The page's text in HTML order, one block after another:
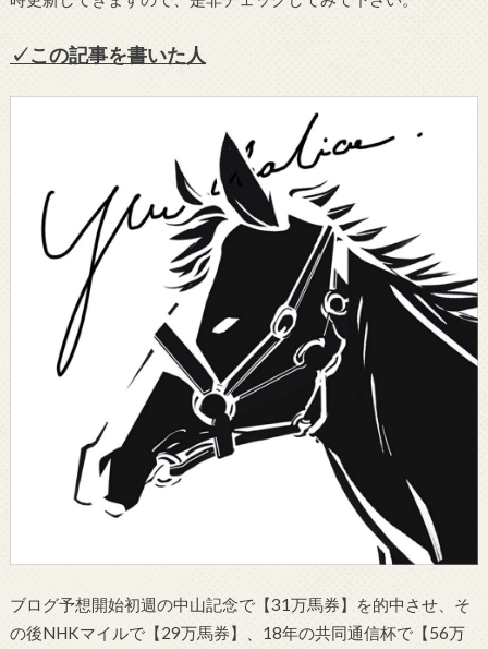
✓この記事を書いた人
ブログ予想開始初週の中山記念で【31万馬券】を的中させ、そ
の後NHKマイルで【29万馬券】、18年の共同通信杯で【56万